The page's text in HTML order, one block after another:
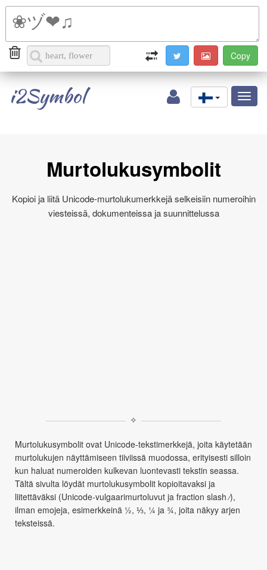
i2Symbol
Murtolukusymbolit
Kopioi ja liitä Unicode-murtolukumerkkejä selkeisiin numeroihin
viesteissä, dokumenteissa ja suunnittelussa
✧
Murtolukusymbolit ovat Unicode-tekstimerkkejä, joita käytetään
murtolukujen näyttämiseen tiiviissä muodossa, erityisesti silloin
kun haluat numeroiden kulkevan luontevasti tekstin seassa.
Tältä sivulta löydät murtolukusymbolit kopioitavaksi ja
liitettäväksi (Unicode-vulgaarimurtoluvut ja fraction slash ⁄),
ilman emojeja, esimerkkeinä ½, ⅓, ¼ ja ¾, joita näkyy arjen
teksteissä.